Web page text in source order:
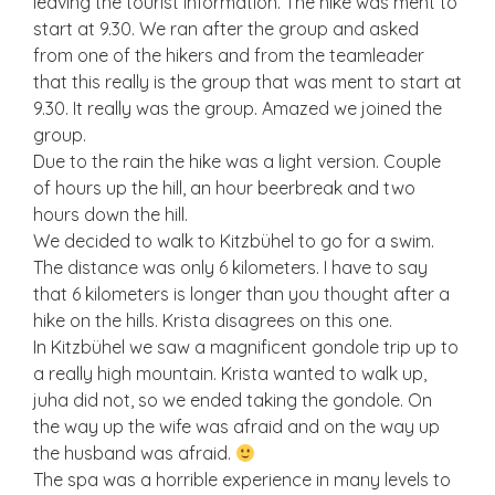
start at 9.30. We ran after the group and asked
from one of the hikers and from the teamleader
that this really is the group that was ment to start at
9.30. It really was the group. Amazed we joined the
group.
Due to the rain the hike was a light version. Couple
of hours up the hill, an hour beerbreak and two
hours down the hill.
We decided to walk to Kitzbühel to go for a swim.
The distance was only 6 kilometers. I have to say
that 6 kilometers is longer than you thought after a
hike on the hills. Krista disagrees on this one.
In Kitzbühel we saw a magnificent gondole trip up to
a really high mountain. Krista wanted to walk up,
juha did not, so we ended taking the gondole. On
the way up the wife was afraid and on the way up
the husband was afraid.
The spa was a horrible experience in many levels to